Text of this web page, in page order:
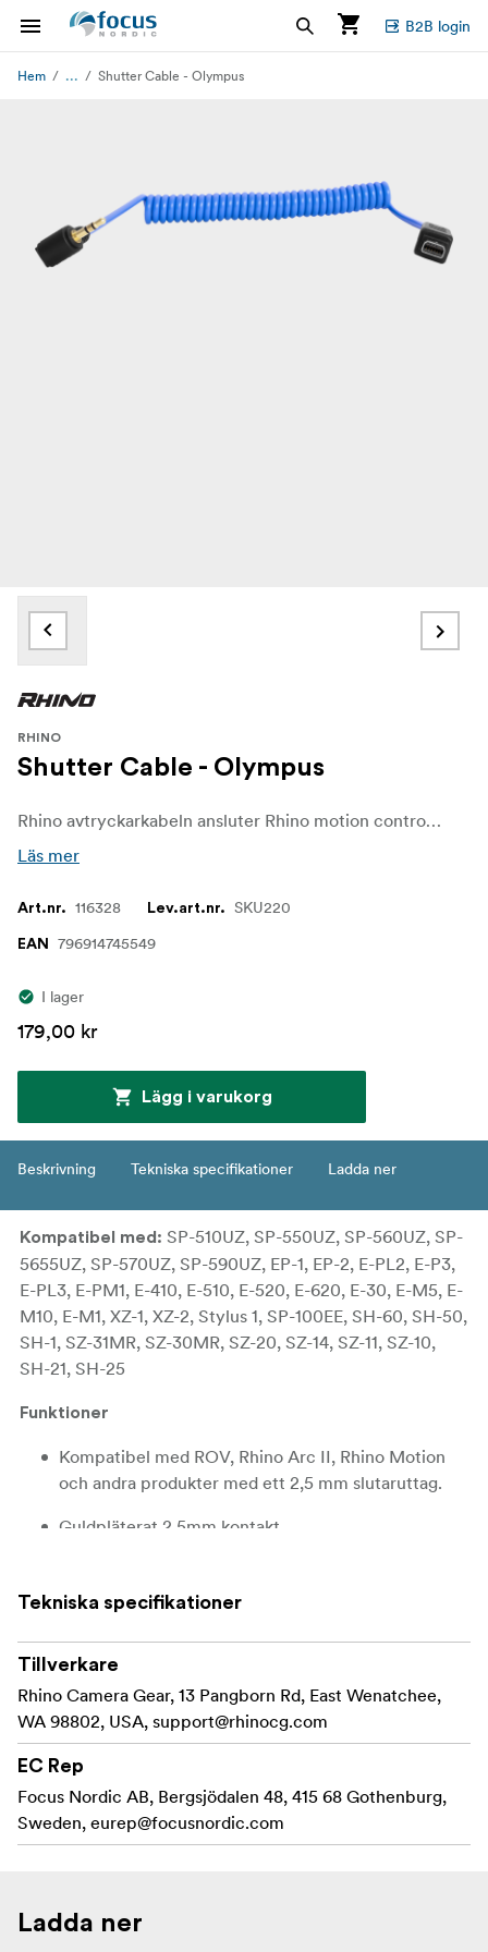
B2B login
Hem ... Shutter Cable - Olympus
RHINO
Shutter Cable - Olympus
Rhino avtryckarkabeln ansluter Rhino motion control produkter till din kamera. Detta är viktigt för time-lapse-fotografering och låter dig aktivera kamerans exponering medan kameran är stilla
Läs mer
Art.nr. 116328 Lev.art.nr. SKU220
EAN 796914745549
I lager
179,00 kr
Lägg i varukorg
Beskrivning Tekniska specifikationer Ladda ner
Kompatibel med: SP-510UZ, SP-550UZ, SP-560UZ, SP-
5655UZ, SP-570UZ, SP-590UZ, EP-1, EP-2, E-PL2, E-P3,
E-PL3, E-PM1, E-410, E-510, E-520, E-620, E-30, E-M5, E-
M10, E-M1, XZ-1, XZ-2, Stylus 1, SP-100EE, SH-60, SH-50,
SH-1, SZ-31MR, SZ-30MR, SZ-20, SZ-14, SZ-11, SZ-10,
SH-21, SH-25
Funktioner
Kompatibel med ROV, Rhino Arc II, Rhino Motion
och andra produkter med ett 2,5 mm slutaruttag.
Guldpläterat 2.5mm kontakt
Inkluderar
Avtryckarkabel
Tekniska specifikationer
Tillverkare
Rhino Camera Gear, 13 Pangborn Rd, East Wenatchee,
WA 98802, USA, support@rhinocg.com
EC Rep
Focus Nordic AB, Bergsjödalen 48, 415 68 Gothenburg,
Sweden, eurep@focusnordic.com
Ladda ner